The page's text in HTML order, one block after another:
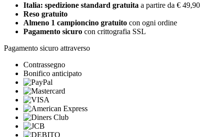
Italia: spedizione standard gratuita a partire da € 49,90
Reso gratuito
Almeno 1 campioncino gratuito con ogni ordine
Pagamento sicuro con crittografia SSL
Pagamento sicuro attraverso
Contrassegno
Bonifico anticipato